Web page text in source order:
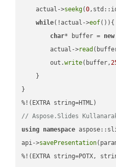
    actual->
seekg(0
while(!actual->eof()){
char* buffer = new
        actual->
read
        out.
write(buffer,
    }
}
// Aspose.Slides Kullanarak
using namespace
api->savePresentation
%!(EXTRA string=POTX,